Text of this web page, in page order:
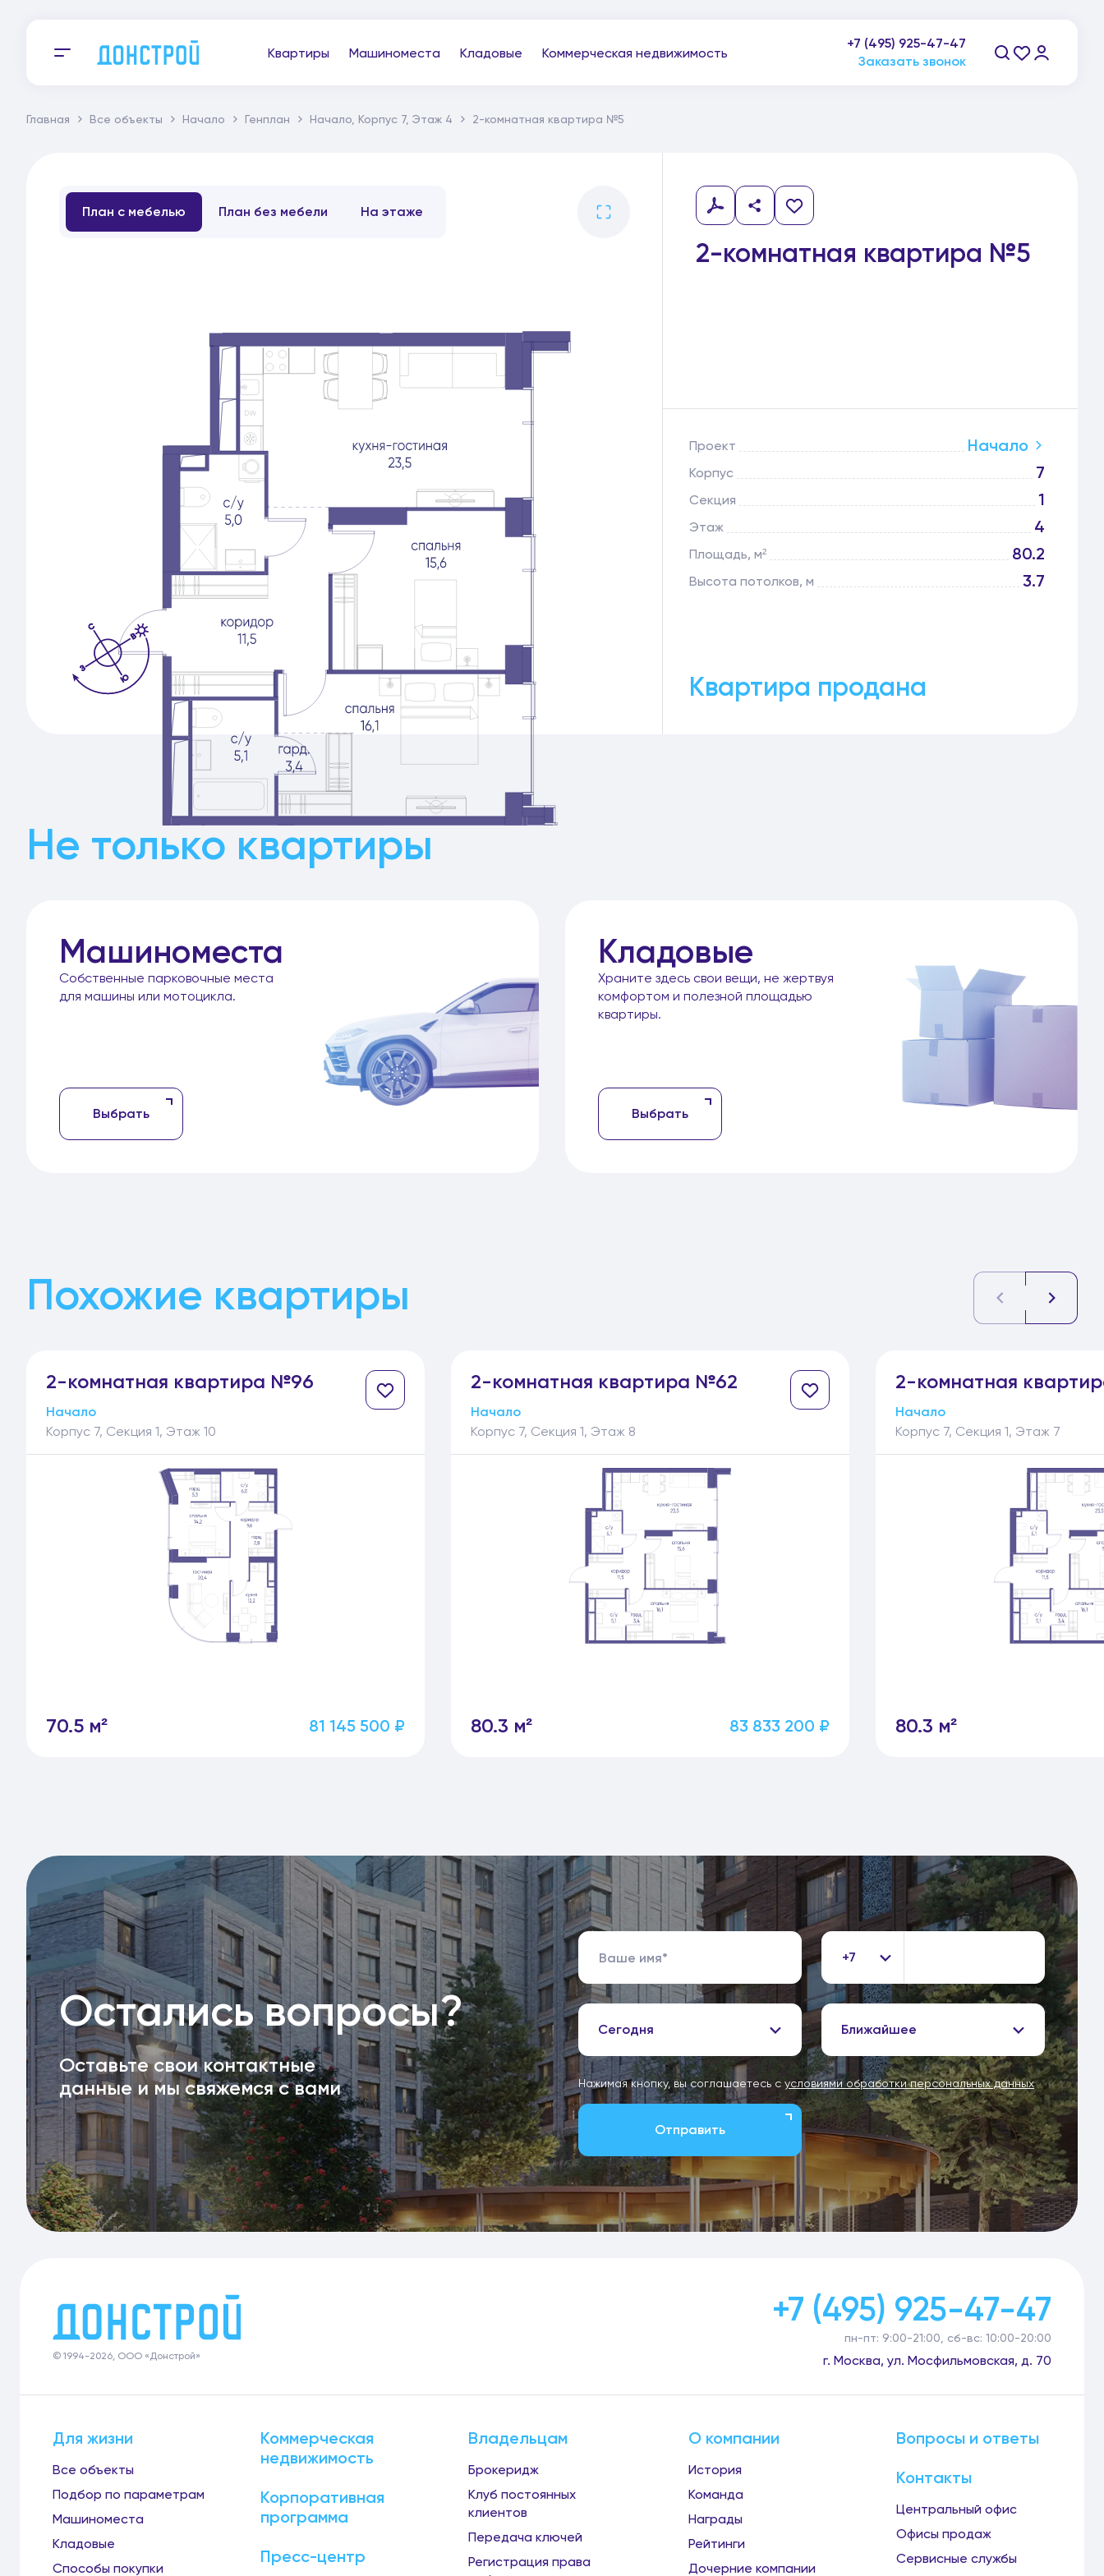
Квартиры Машиноместа Кладовые Коммерческая недвижимость
+7 (495) 925-47-47
пн-пт: 9:00-21:00, сб-вс: 10:00-20:00
Заказать звонок
Главная Все объекты Начало Генплан Начало, Корпус 7, Этаж 4 2-комнатная квартира №5
2-комнатная квартира №5
План с мебелью План без мебели На этаже
Проект Начало
Корпус 7
Секция 1
Этаж 4
Площадь, м² 80.2
Высота потолков, м 3.7
Квартира продана
Не только квартиры
Машиноместа
Собственные парковочные места
для машины или мотоцикла.
Выбрать
Кладовые
Храните здесь свои вещи, не жертвуя
комфортом и полезной площадью
квартиры.
Выбрать
Похожие квартиры
2-комнатная квартира №96
Начало
Корпус 7, Секция 1, Этаж 10
70.5 м² 81 145 500 ₽
2-комнатная квартира №62
Начало
Корпус 7, Секция 1, Этаж 8
80.3 м² 83 833 200 ₽
2-комнатная
Начало
Корпус 7, Секция 1, Этаж 7
80.3 м²
Остались вопросы?
Оставьте свои контактные
данные и мы свяжемся с вами
+7
Сегодня Ближайшее
Нажимая кнопку, вы соглашаетесь с условиями обработки персональных данных
Отправить
© 1994-2026, ООО «Донстрой»
+7 (495) 925-47-47
пн-пт: 9:00-21:00, сб-вс: 10:00-20:00
г. Москва, ул. Мосфильмовская, д. 70
Для жизни
Все объекты
Подбор по параметрам
Машиноместа
Кладовые
Способы покупки
Коммерческая
недвижимость
Корпоративная
программа
Пресс-центр
Владельцам
Брокеридж
Клуб постоянных
клиентов
Передача ключей
Регистрация права
О компании
История
Команда
Награды
Рейтинги
Дочерние компании
Вопросы и ответы
Контакты
Центральный офис
Офисы продаж
Сервисные службы